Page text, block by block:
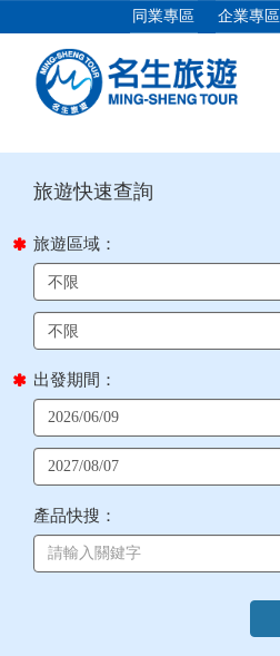
同業專區 企業專區
日本專館
郵輪假期
海島假期
韓國
東南亞
美加紐澳
目前位置： 首頁 列表
旅遊區域：
出發期間：
產品快搜：